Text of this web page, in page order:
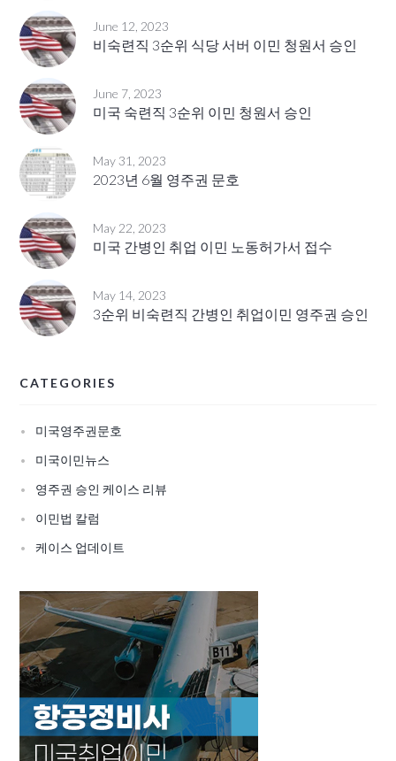
June 12, 2023
비숙련직 3순위 식당 서버 이민 청원서 승인
June 7, 2023
미국 숙련직 3순위 이민 청원서 승인
May 31, 2023
2023년 6월 영주권 문호
May 22, 2023
미국 간병인 취업 이민 노동허가서 접수
May 14, 2023
3순위 비숙련직 간병인 취업이민 영주권 승인
CATEGORIES
미국영주권문호
미국이민뉴스
영주권 승인 케이스 리뷰
이민법 칼럼
케이스 업데이트